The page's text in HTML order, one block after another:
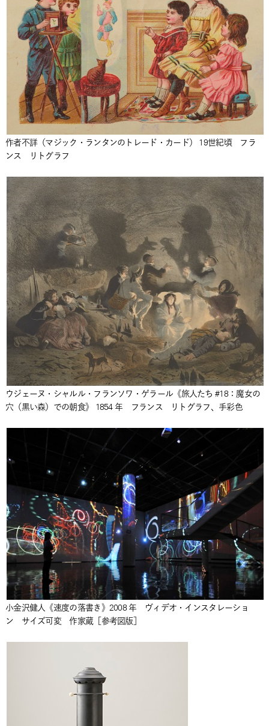
作者不詳（マジック・ランタンのトレード・カード） 19世紀頃 フラ
ンス リトグラフ
ウジェーヌ・シャルル・フランソワ・ゲラール《旅人たち #18：魔女の
穴（黒い森）での朝食》 1854 年 フランス リトグラフ、手彩色
小金沢健人《速度の落書き》2008 年 ヴィデオ・インスタレーショ
ン サイズ可変 作家蔵［参考図版］